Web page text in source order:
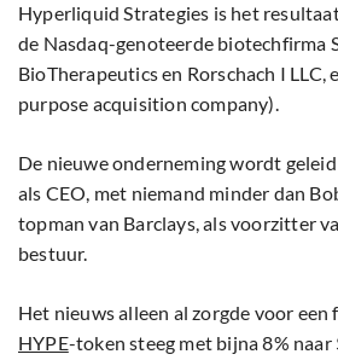
Hyperliquid Strategies is het
de Nasdaq-genoteerde biotechfirma
BioTherapeutics en Rorschach I LLC,
purpose acquisition company).
De nieuwe onderneming wordt
als CEO, met niemand minder dan
topman van Barclays, als voorzitter
bestuur.
Het nieuws alleen al zorgde voor
HYPE-token steeg met bijna 8%